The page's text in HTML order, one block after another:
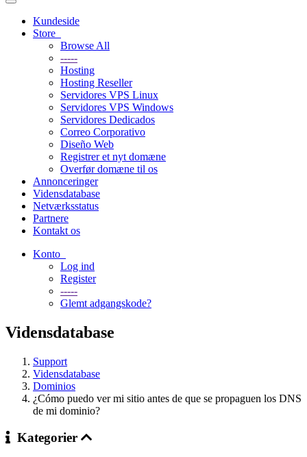
Toggle
navigationKundeside
Store
Browse All
-----
Hosting
Hosting Reseller
Servidores VPS Linux
Servidores VPS Windows
Servidores Dedicados
Correo Corporativo
Diseño Web
Registrer et nyt domæne
Overfør domæne til os
Annonceringer
Vidensdatabase
Netværksstatus
Partnere
Kontakt os
Konto
Log ind
Register
-----
Glemt adgangskode?
Vidensdatabase
Support
Vidensdatabase
Dominios
¿Cómo puedo ver mi sitio antes de que se propaguen los DNS
de mi dominio?
Kategorier